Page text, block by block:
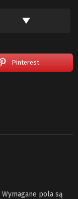
Pinterest
Wymagane pola są